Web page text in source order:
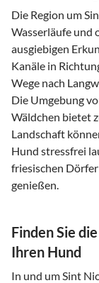
Die Region um
Wasserläufe und
ausgiebigen
Kanäle in
Wege nach
Die Umgebung
Wäldchen bietet
Landschaft
Hund stressfrei
friesischen
genießen.
Finden Sie
Ihren Hund
In und um Sint